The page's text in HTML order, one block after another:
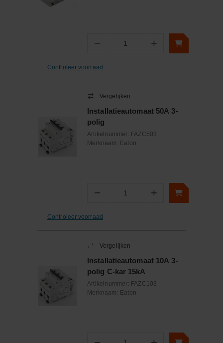
− Aantal +
Controleer voorraad
Vergelijken
Installatieautomaat 50A 3-
polig
Artikelnummer: FAZC503
Merknaam: Eaton
− Aantal +
Controleer voorraad
Vergelijken
Installatieautomaat 10A 3-
polig C-kar 15kA
Artikelnummer: FAZC103
Merknaam: Eaton